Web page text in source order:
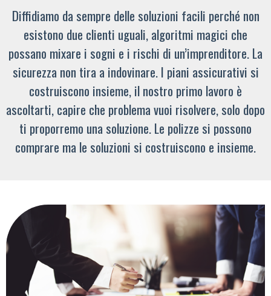
Diffidiamo da sempre delle soluzioni facili perché non
esistono due clienti uguali, algoritmi magici che
possano mixare i sogni e i rischi di un’imprenditore. La
sicurezza non tira a indovinare. I piani assicurativi si
costruiscono insieme, il nostro primo lavoro è
ascoltarti, capire che problema vuoi risolvere, solo dopo
ti proporremo una soluzione. Le polizze si possono
comprare ma le soluzioni si costruiscono e insieme.